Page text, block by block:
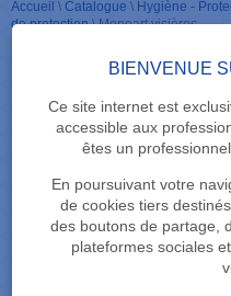
BIENVENUE
Ce site internet est
accessible aux
êtes un
En poursuivant votre
de cookies tiers
des boutons de partage,
plateformes sociales
Accueil \ Catalogue \ Hygiène -
de protection\Monoart visières